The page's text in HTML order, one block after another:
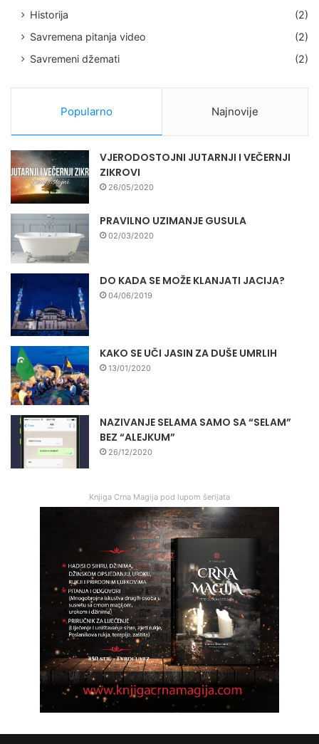
Historija
(2)
Savremena pitanja video
(2)
Savremeni džemati
(2)
Popularno Najnovije
VJERODOSTOJNI JUTARNJI I VEČERNJI
ZIKROVI
26/05/2020
PRAVILNO UZIMANJE GUSULA
02/03/2020
DO KADA SE MOŽE KLANJATI JACIJA?
04/06/2019
KAKO SE UČI JASIN ZA DUŠE UMRLIH
13/01/2020
NAZIVANJE SELAMA SAMO SA “SELAM”
BEZ “ALEJKUM”
26/12/2020
Knjiga Crna Magija pod lupom šerijata